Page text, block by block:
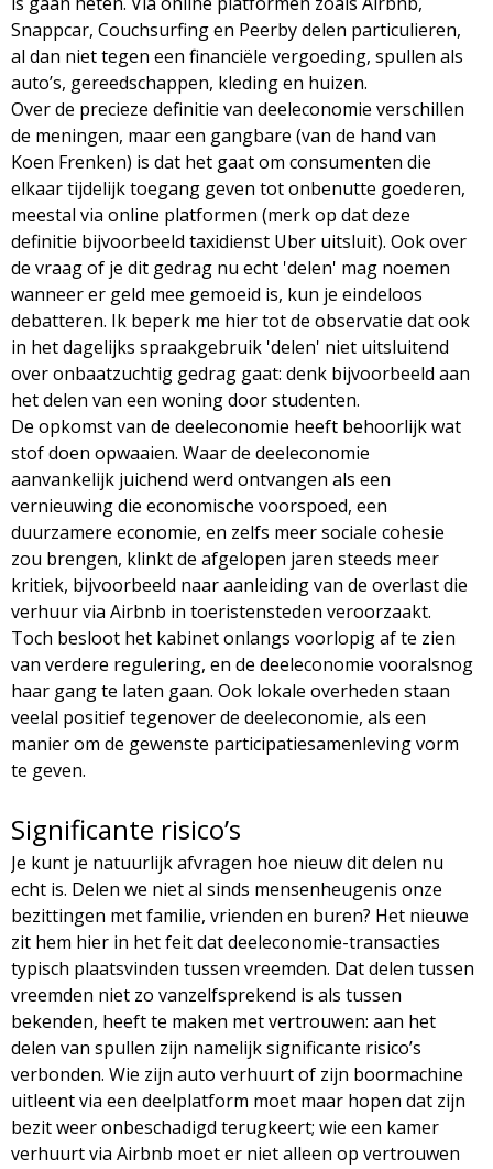
Snappcar, Couchsurfing en Peerby delen particulieren,
al dan niet tegen een financiële vergoeding, spullen als
auto’s, gereedschappen, kleding en huizen.
Over de precieze definitie van deeleconomie verschillen
de meningen, maar een gangbare (van de hand van
Koen Frenken) is dat het gaat om consumenten die
elkaar tijdelijk toegang geven tot onbenutte goederen,
meestal via online platformen (merk op dat deze
definitie bijvoorbeeld taxidienst Uber uitsluit). Ook over
de vraag of je dit gedrag nu echt 'delen' mag noemen
wanneer er geld mee gemoeid is, kun je eindeloos
debatteren. Ik beperk me hier tot de observatie dat ook
in het dagelijks spraakgebruik 'delen' niet uitsluitend
over onbaatzuchtig gedrag gaat: denk bijvoorbeeld aan
het delen van een woning door studenten.
De opkomst van de deeleconomie heeft behoorlijk wat
stof doen opwaaien. Waar de deeleconomie
aanvankelijk juichend werd ontvangen als een
vernieuwing die economische voorspoed, een
duurzamere economie, en zelfs meer sociale cohesie
zou brengen, klinkt de afgelopen jaren steeds meer
kritiek, bijvoorbeeld naar aanleiding van de overlast die
verhuur via Airbnb in toeristensteden veroorzaakt.
Toch besloot het kabinet onlangs voorlopig af te zien
van verdere regulering, en de deeleconomie vooralsnog
haar gang te laten gaan. Ook lokale overheden staan
veelal positief tegenover de deeleconomie, als een
manier om de gewenste participatiesamenleving vorm
te geven.
Significante risico’s
Je kunt je natuurlijk afvragen hoe nieuw dit delen nu
echt is. Delen we niet al sinds mensenheugenis onze
bezittingen met familie, vrienden en buren? Het nieuwe
zit hem hier in het feit dat deeleconomie-transacties
typisch plaatsvinden tussen vreemden. Dat delen tussen
vreemden niet zo vanzelfsprekend is als tussen
bekenden, heeft te maken met vertrouwen: aan het
delen van spullen zijn namelijk significante risico’s
verbonden. Wie zijn auto verhuurt of zijn boormachine
uitleent via een deelplatform moet maar hopen dat zijn
bezit weer onbeschadigd terugkeert; wie een kamer
verhuurt via Airbnb moet er niet alleen op vertrouwen